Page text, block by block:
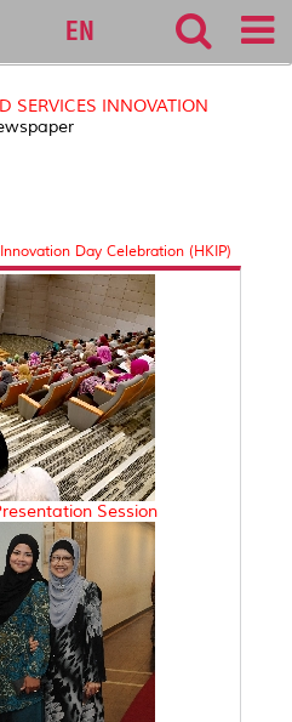
EN
SERVICES INNOVATION
Day Celebration (HKIP)
Session